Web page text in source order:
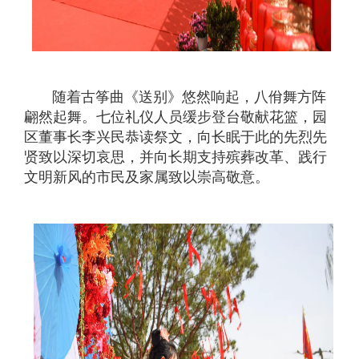
随着古筝曲《送别》悠然响起，八佾舞方阵
翩然起舞。七位礼仪人员缓步登台敬献花篮，园
区董事长李兴民恭读祭文，向长眠于此的先烈先
贤致以深切哀思，并向长期支持殡葬改革、践行
文明新风的市民及家属致以崇高敬意。